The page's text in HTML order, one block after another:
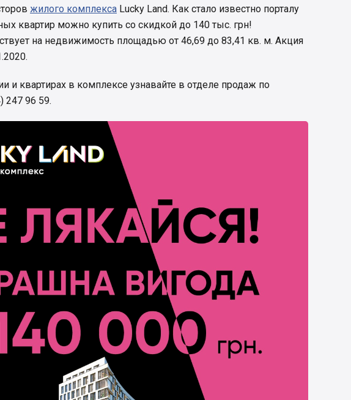
жилого комплекса Lucky Land. Как стало известно порталу
квартир можно купить со скидкой до 140 тыс. грн!
на недвижимость площадью от 46,69 до 83,41 кв. м. Акция
и квартирах в комплексе узнавайте в отделе продаж по
247 96 59.